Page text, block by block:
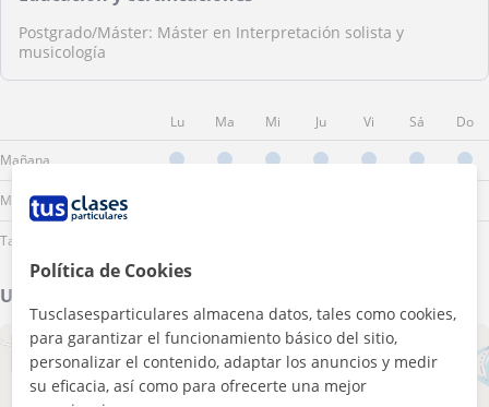
Postgrado/Máster: Máster en Interpretación solista y
musicología
Lu Ma Mi Ju Vi Sá Do
Mañana
Mediodía
Tarde
Ubicación de mis clases
+ −
Política de Cookies
Tusclasesparticulares almacena datos, tales como cookies,
para garantizar el funcionamiento básico del sitio,
personalizar el contenido, adaptar los anuncios y medir
su eficacia, así como para ofrecerte una mejor